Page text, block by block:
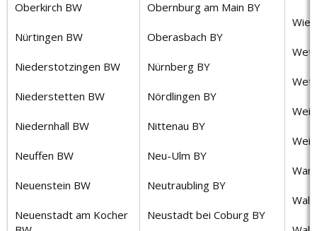
Oberkirch BW
Nürtingen BW
Niederstotzingen BW
Niederstetten BW
Niedernhall BW
Neuffen BW
Neuenstein BW
Neuenstadt am Kocher
Obernburg am Main BY
Oberasbach BY
Nürnberg BY
Nördlingen BY
Nittenau BY
Neu-Ulm BY
Neutraubling BY
Neustadt bei Coburg BY